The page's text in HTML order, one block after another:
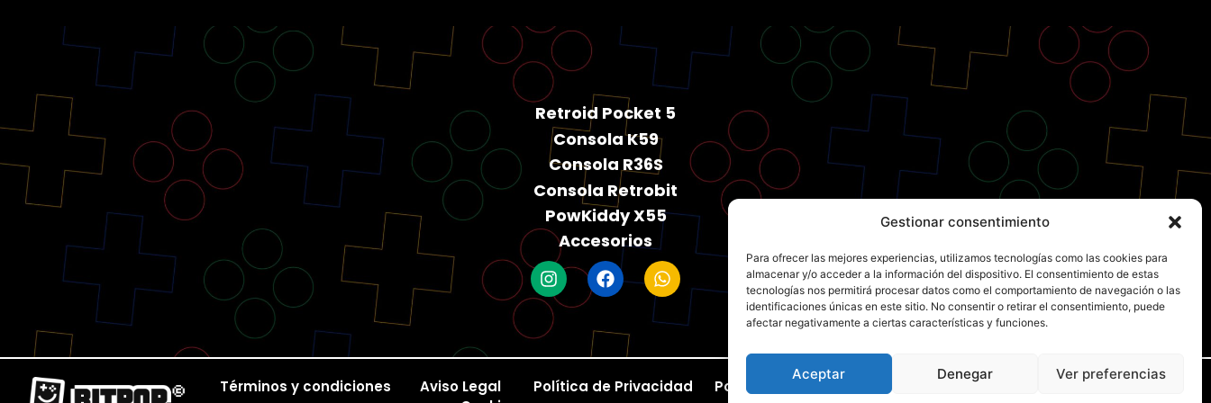
Gestionar consentimiento
Para ofrecer las mejores experiencias, utilizamos tecnologías como las cookies para
almacenar y/o acceder a la información del dispositivo. El consentimiento de estas
tecnologías nos permitirá procesar datos como el comportamiento de navegación o las
identificaciones únicas en este sitio. No consentir o retirar el consentimiento, puede
afectar negativamente a ciertas características y funciones.
Aceptar Denegar Ver preferencias
Retroid Pocket 5
Consola K59
Consola R36S
Consola Retrobit
PowKiddy X55
Accesorios
Términos y condiciones Aviso Legal Política de Privacidad
Política de
2024 Bitpop Consolas SL